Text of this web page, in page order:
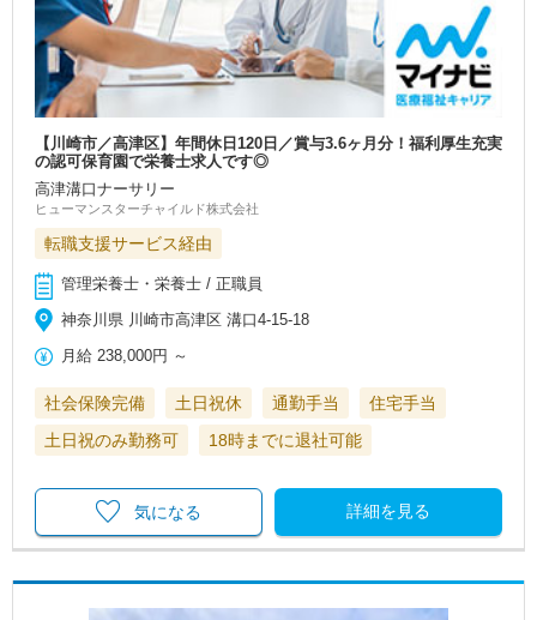
【川崎市／高津区】年間休日120日／賞与3.6ヶ月分！福利厚生充実
の認可保育園で栄養士求人です◎
高津溝口ナーサリー
ヒューマンスターチャイルド株式会社
転職支援サービス経由
管理栄養士・栄養士 / 正職員
神奈川県 川崎市高津区 溝口4-15-18
月給 238,000円 ～
社会保険完備 土日祝休 通勤手当
住宅手当
土日祝のみ勤務可
18時までに退社可能
詳細を見る
気になる